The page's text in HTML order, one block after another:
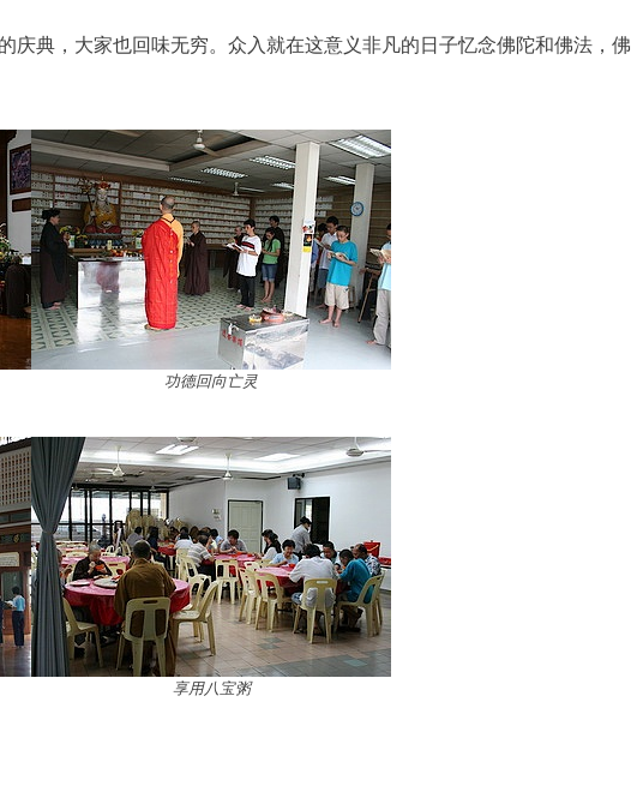
庆典，大家也回味无穷。众入就在这意义非凡的日子忆念佛陀和佛法，佛
功德回向亡灵
享用八宝粥